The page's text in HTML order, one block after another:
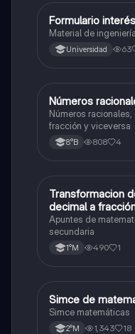
Matemáticas
Formulario
Material de
Universidad 63
Matemáticas
Números
Números
fracción y viceversa
8°B 808 4
Matemáticas
Transformacion
decimal a
Apuntes de
secundaria
1°M 490 1
Matemáticas
Simce de
Simce matemáticas
2°M 1,343 18